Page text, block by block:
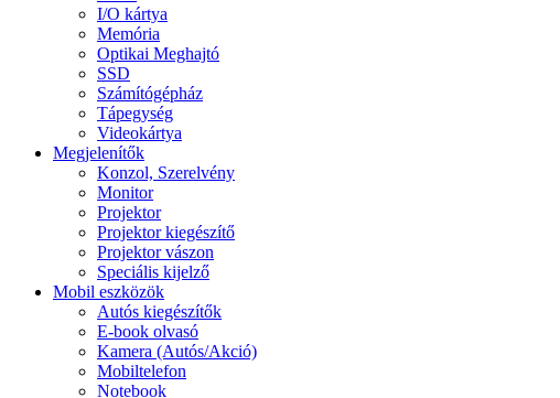
I/O kártya
Memória
Optikai Meghajtó
SSD
Számítógépház
Tápegység
Videokártya
Megjelenítők
Konzol, Szerelvény
Monitor
Projektor
Projektor kiegészítő
Projektor vászon
Speciális kijelző
Mobil eszközök
Autós kiegészítők
E-book olvasó
Kamera (Autós/Akció)
Mobiltelefon
Notebook